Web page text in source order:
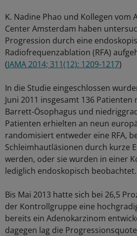
K. Nadine Phao und Kollegen vom
Center Amsterdam haben
Progression durch eine
Radiofrequenzablation (RFA)
(JAMA 2014; 311(12): 1209-1217)
In die Studie eingeschlossen
Juni 2011 insgesamt 136
Barrett-Ösophagus und
Patienten erhielten an neun
randomisiert entweder eine RFA,
Schleimhautläsionen durch kurze
werden, oder sie wurden in einer
lediglich endoskopisch beobachtet.
Bis Mai 2013 hatte sich bei 26,5
der Kontrollgruppe eine
bereits ein Adenokarzinom
dagegen lag die